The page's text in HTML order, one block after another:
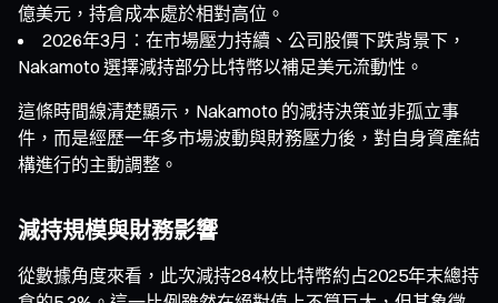
億美元，持倉成本處於相對高位。
2026年3月：在市場壓力持續、公司股價下跌背景下，
Nakamoto 選擇減持部分比特幣以補足美元流動性。
這條時間線清楚顯示，Nakamoto 的減持決策並非孤立事
件，而是經歷一年多市場波動與財務壓力後，對自身資產結
構進行的主動調整。
減持規模與財務影響
從數據角度來看，此次減持284枚比特幣約占2025年末總持